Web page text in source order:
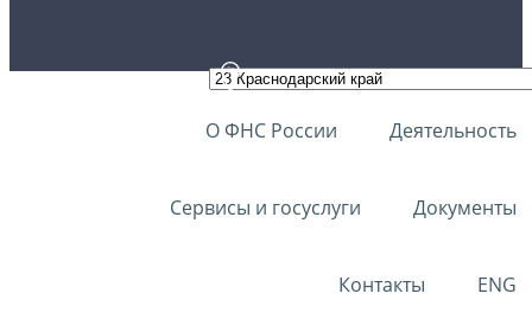
О ФНС России Деятельность
Сервисы и госуслуги Документы
Контакты ENG